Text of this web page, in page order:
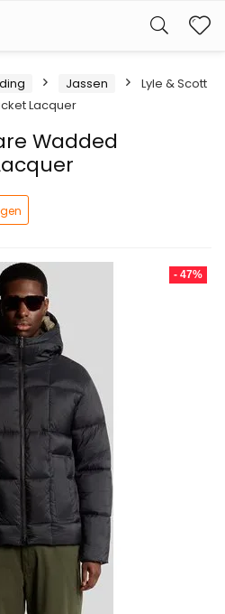
Jassen
Lyle & Scott
Lacquer
Wadded
- 47%